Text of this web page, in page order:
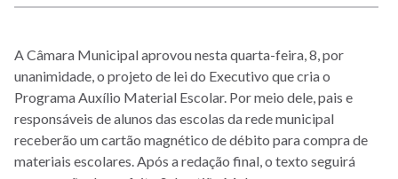
A Câmara Municipal aprovou nesta quarta-feira, 8, por
unanimidade, o projeto de lei do Executivo que cria o
Programa Auxílio Material Escolar. Por meio dele, pais e
responsáveis de alunos das escolas da rede municipal
receberão um cartão magnético de débito para compra de
materiais escolares. Após a redação final, o texto seguirá